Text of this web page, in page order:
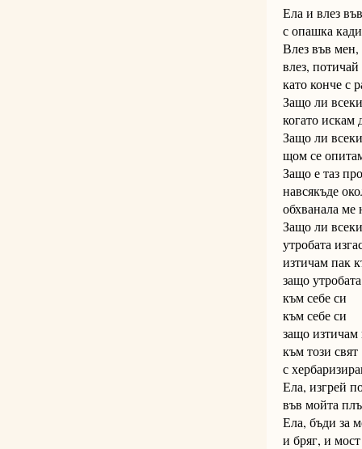
Ела и влез
с опашка
Влез във мен,
влез,
като конче с
Защо ли
когато искам
Защо ли
щом се
Защо е таз
навсякъде
обхванала ме
Защо ли
утробата
изтичам пак
защо
към себе си
към себе си
защо изтичам
към този свят
с
Ела, изгрей
във мойта
Ела, бъди за
и бряг, и